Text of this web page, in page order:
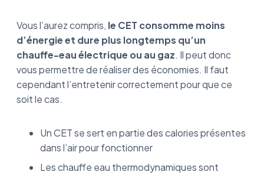
Vous l’aurez compris, le CET consomme moins
d’énergie et dure plus longtemps qu’un
chauffe-eau électrique ou au gaz. Il peut donc
vous permettre de réaliser des économies. Il faut
cependant l’entretenir correctement pour que ce
soit le cas.
Un CET se sert en partie des calories présentes
dans l’air pour fonctionner
Les chauffe eau thermodynamiques sont